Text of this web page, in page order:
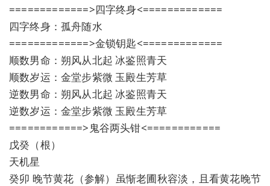
=============>四字终身<=============
四字终身：孤舟随水
=============>金锁钥匙<=============
顺数男命：朔风从北起 冰鉴照青天
顺数岁运：金堂步紫微 玉殿生芳草
逆数男命：朔风从北起 冰鉴照青天
逆数岁运：金堂步紫微 玉殿生芳草
============>鬼谷两头钳<============
戊癸（根）
天机星
癸卯 晚节黄花（参解）虽惭老圃秋容淡，且看黄花晚节